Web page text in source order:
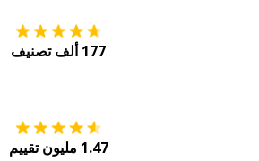
177 ألف تصنيف
1.47 مليون تقييم